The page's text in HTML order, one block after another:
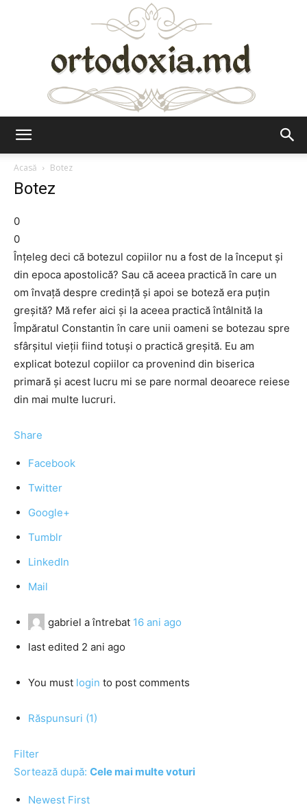
Acasă
Botez
Botez
0
0
Înţeleg deci că botezul copiilor nu a fost de la început şi
din epoca apostolică? Sau că aceea practică în care un
om învaţă despre credinţă şi apoi se boteză era puţin
greşită? Mă refer aici şi la aceea practică întâlnită la
Împăratul Constantin în care unii oameni se botezau spre
sfârşitul vieţii fiind totuşi o practică greşită. Eu am
explicat botezul copiilor ca provenind din biserica
primară şi acest lucru mi se pare normal deoarece reiese
din mai multe lucruri.
Share
Facebook
Twitter
Google+
Tumblr
LinkedIn
Mail
gabriel a întrebat 16 ani ago
last edited 2 ani ago
You must login to post comments
Răspunsuri (1)
Filter
Sortează după: Cele mai multe voturi
Newest First